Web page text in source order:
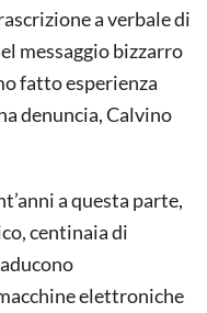
a verbale di
messaggio bizzarro
fatto esperienza
denuncia, Calvino
a questa parte,
centinaia di
elettroniche